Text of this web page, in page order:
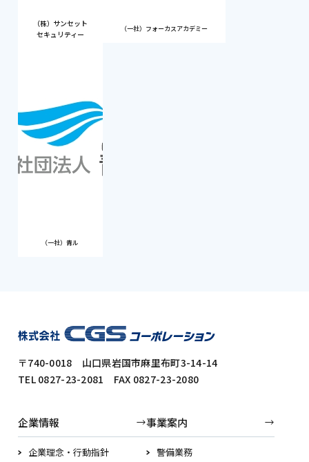
（株）サンセット
セキュリティー
（一社）フォーカスアカデミー
（一社）青ル
〒740-0018 山口県岩国市麻里布町3-14-14
TEL 0827-23-2081 FAX 0827-23-2080
企業情報
企業理念・行動指針
事業案内
警備業務